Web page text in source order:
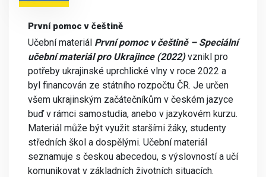
První pomoc v češtině
Učební materiál První pomoc v češtině – Speciální
učební materiál pro Ukrajince (2022)vznikl pro
potřeby ukrajinské uprchlické vlny v roce 2022 a
byl financován ze státního rozpočtu ČR. Je určen
všem ukrajinským začátečníkům v českém jazyce
buď v rámci samostudia, anebo v jazykovém kurzu.
Materiál může být využit staršími žáky, studenty
středních škol a dospělými. Učební materiál
seznamuje s českou abecedou, s výslovností a učí
komunikovat v základních životních situacích.